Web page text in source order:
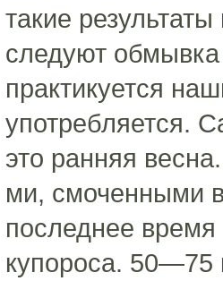
такие
следуют
практикуется
употребляется.
это ранняя
ми, смоченными
последнее
купороса. 50—75